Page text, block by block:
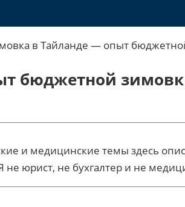
в Тайланде — опыт
бюджетной
и медицинские темы здесь
юрист, не бухгалтер и не